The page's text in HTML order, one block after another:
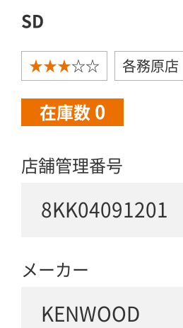
SD
★★★☆☆ 各務原店
在庫数 0
店舗管理番号
8KK04091201
メーカー
KENWOOD